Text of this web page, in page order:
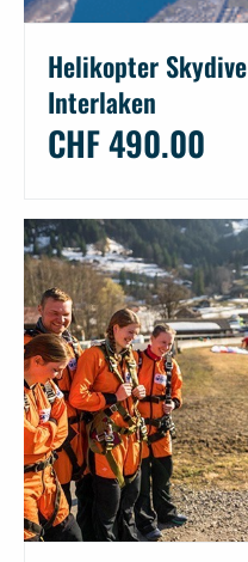
Helikopter Skydive
Interlaken
CHF 490.00